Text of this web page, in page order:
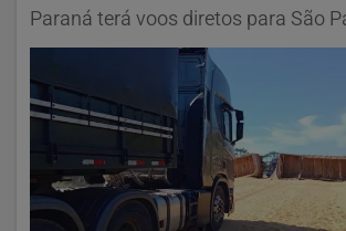
Paraná terá voos diretos para São